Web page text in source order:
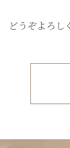
どうぞよろし